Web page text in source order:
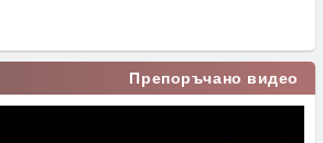
Препоръчано видео